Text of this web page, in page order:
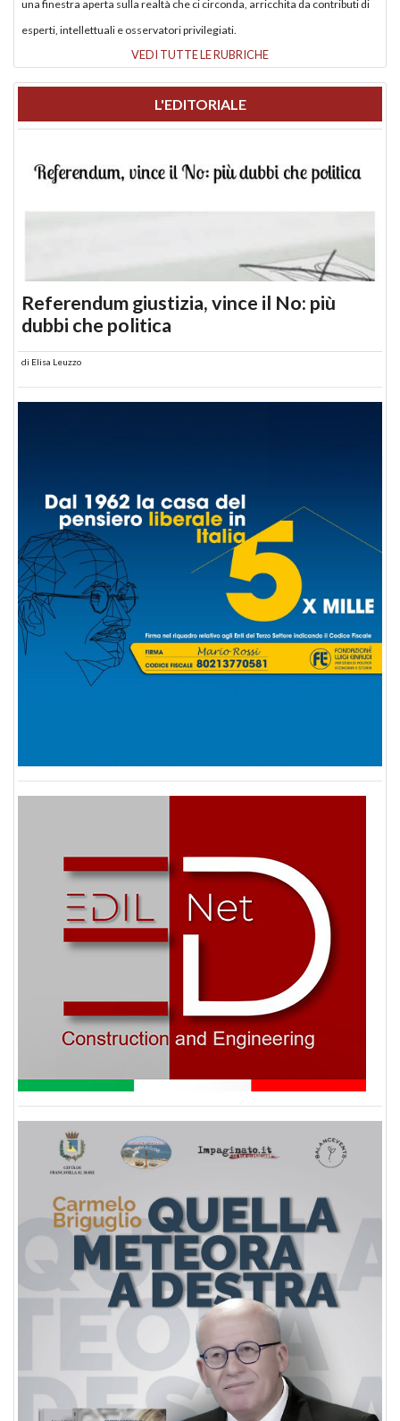
una finestra aperta sulla realtà che ci circonda, arricchita da contributi di
esperti, intellettuali e osservatori privilegiati.
VEDI TUTTE LE RUBRICHE
L'EDITORIALE
Referendum giustizia, vince il No: più
dubbi che politica
di Elisa Leuzzo